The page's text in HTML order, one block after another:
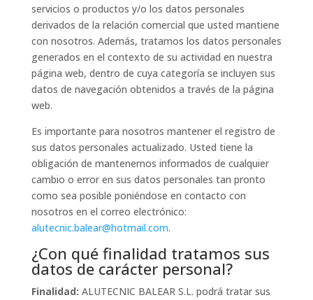
servicios o productos y/o los datos personales
derivados de la relación comercial que usted mantiene
con nosotros. Además, tratamos los datos personales
generados en el contexto de su actividad en nuestra
página web, dentro de cuya categoría se incluyen sus
datos de navegación obtenidos a través de la página
web.
Es importante para nosotros mantener el registro de
sus datos personales actualizado. Usted tiene la
obligación de mantenernos informados de cualquier
cambio o error en sus datos personales tan pronto
como sea posible poniéndose en contacto con
nosotros en el correo electrónico:
alutecnic.balear@hotmail.com.
¿Con qué finalidad tratamos sus
datos de carácter personal?
Finalidad: ALUTECNIC BALEAR S.L. podrá tratar sus